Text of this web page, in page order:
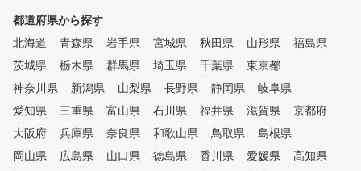
都道府県から探す
北海道
青森県 岩手県 宮城県 秋田県 山形県
福島県
茨城県
栃木県 群馬県 埼玉県 千葉県
東京都
神奈川県
新潟県 山梨県 長野県 静岡県
岐阜県
愛知県
三重県 富山県 石川県 福井県 滋賀県
京都府
大阪府
兵庫県 奈良県 和歌山県 鳥取県
島根県
岡山県
広島県 山口県 徳島県 香川県 愛媛県
高知県